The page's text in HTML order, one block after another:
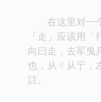
在这里对一个
「走」应该用
向曰走，去军曳
也，从ㄔ从亍，
註。